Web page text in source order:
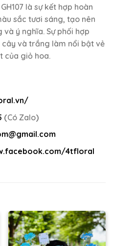
là sự kết hợp hoàn
sắc tươi sáng, tạo nên
ý nghĩa. Sự phối hợp
và trắng làm nổi bật vẻ
của giỏ hoa.
(Có Zalo)
4tfloral